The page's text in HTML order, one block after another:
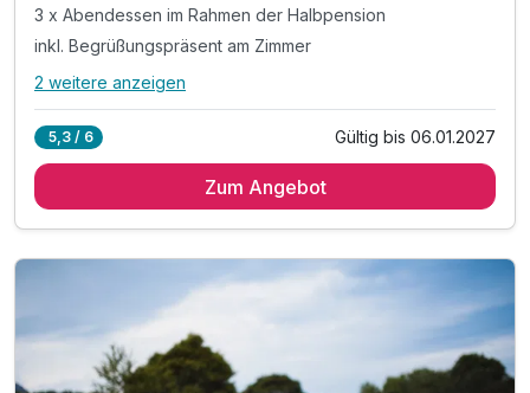
3 x Abendessen im Rahmen der Halbpension
inkl. Begrüßungspräsent am Zimmer
Alle Inklusivleistungen
3 x reichhaltiges regionales Frühstück vom Buffet
inkl. GenussCard - der Mehrwert für Ihren Urlaub!*
inkl. Parkplatz & W-LAN Nutzung
2 weitere anzeigen
5,3 / 6 Gültig bis 06.01.2027
Zum Angebot